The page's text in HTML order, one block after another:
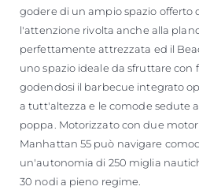
godere di un ampio spazio offerto
l'attenzione rivolta anche alla
perfettamente attrezzata ed il
uno spazio ideale da sfruttare con
godendosi il barbecue integrato
a tutt'altezza e le comode sedute
poppa. Motorizzato con due
Manhattan 55 può navigare
un'autonomia di 250 miglia
30 nodi a pieno regime.